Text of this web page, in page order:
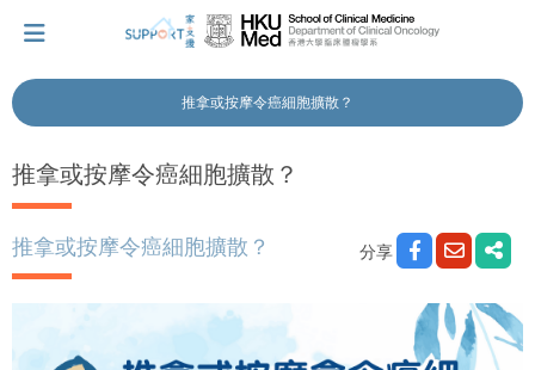
讓我們與你並肩而行。
推拿或按摩令癌細胞擴散？
推拿或按摩令癌細胞擴散？
分享
推拿或按摩令癌細胞擴散？